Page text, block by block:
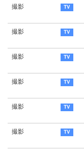
撮影
撮影
撮影
撮影
撮影
撮影